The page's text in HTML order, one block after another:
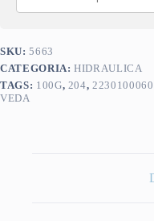
SKU:5663
CATEGORIA:HIDRAULICA
TAGS: 100G, 204,
VEDA